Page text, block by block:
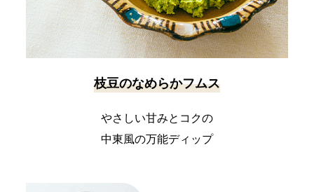
枝豆のなめらかフムス
やさしい甘みとコクの
中東風の万能ディップ